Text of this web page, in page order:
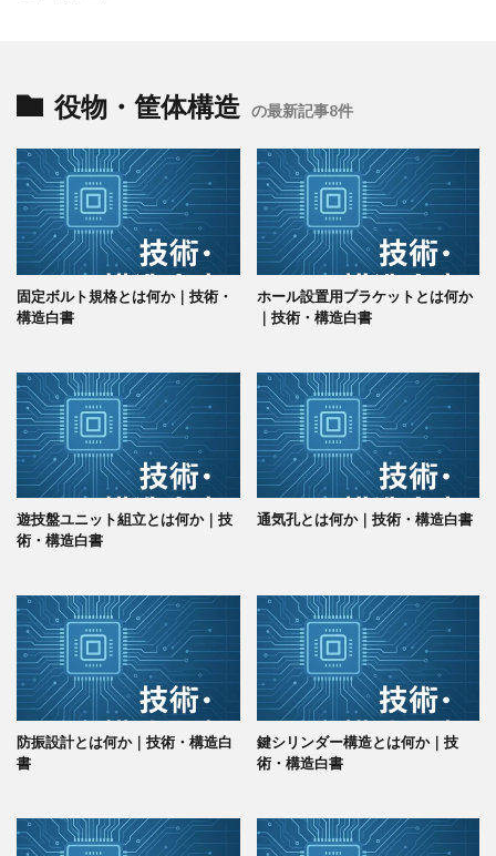
役物・筐体構造 の最新記事8件
固定ボルト規格とは何か｜技術・
構造白書
ホール設置用ブラケットとは何か
｜技術・構造白書
遊技盤ユニット組立とは何か｜技
術・構造白書
通気孔とは何か｜技術・構造白書
防振設計とは何か｜技術・構造白
書
鍵シリンダー構造とは何か｜技
術・構造白書